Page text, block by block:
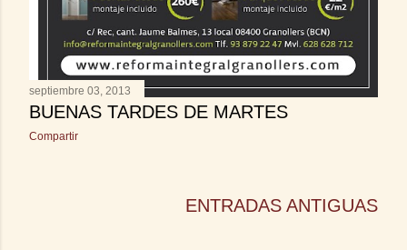
septiembre 03, 2013
BUENAS TARDES DE MARTES
Compartir
ENTRADAS ANTIGUAS